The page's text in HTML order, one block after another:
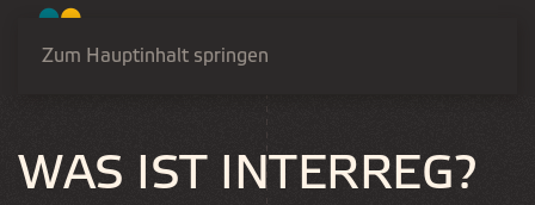
Zum Hauptinhalt springen
WAS IST INTERREG?